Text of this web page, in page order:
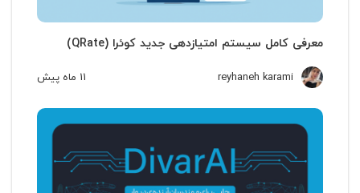
معرفی کامل سیستم امتیازدهی جدید کوئرا (QRate)
reyhaneh karami 11 ماه پیش